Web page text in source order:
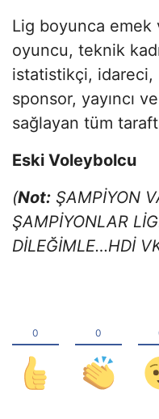
Lig boyunca emek
oyuncu, teknik
istatistikçi,
sponsor, yayıncı
sağlayan tüm
Eski Voleybolcu
(Not: ŞAMPİYON
ŞAMPİYONLAR
DİLEĞİMLE…HDİ